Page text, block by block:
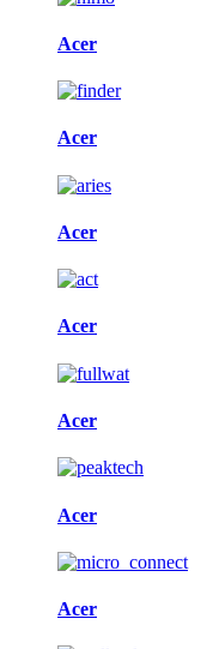
Acer
Acer
Acer
Acer
Acer
Acer
Acer